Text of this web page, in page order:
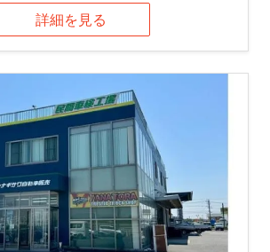
詳細を見る